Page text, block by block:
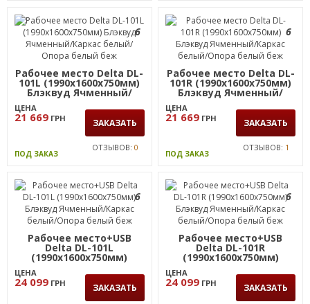
6
Рабочее место Delta DL-
101L (1990х1600х750мм)
Блэквуд Ячменный/
Каркас белый/Опора
белый беж
ЦЕНА
21 669 ГРН ЗАКАЗАТЬ
ПОД ЗАКАЗ
ОТЗЫВОВ: 0
6
Рабочее место Delta DL-
101R (1990х1600х750мм)
Блэквуд Ячменный/
Каркас белый/Опора
белый беж
ЦЕНА
21 669 ГРН ЗАКАЗАТЬ
ПОД ЗАКАЗ
ОТЗЫВОВ: 1
6
Рабочее место+USB
Delta DL-101L
(1990х1600х750мм)
Блэквуд Ячменный/
Каркас белый/Опора
белый беж
ЦЕНА
24 099 ГРН ЗАКАЗАТЬ
6
Рабочее место+USB
Delta DL-101R
(1990х1600х750мм)
Блэквуд Ячменный/
Каркас белый/Опора
белый беж
ЦЕНА
24 099 ГРН ЗАКАЗАТЬ